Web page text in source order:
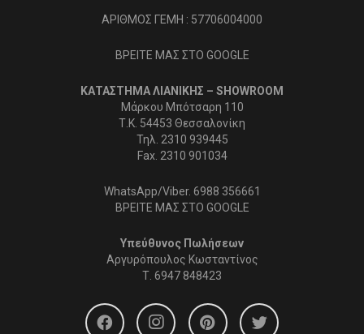
ΑΡΙΘΜΟΣ ΓΕΜΗ : 57706004000
ΒΡΕΙΤΕ ΜΑΣ ΣΤΟ GOOGLE
ΚΑΤΑΣΤΗΜΑ ΛΙΑΝΙΚΗΣ – SHOWROOM
Μάρκου Μπότσαρη 110
Τ.Κ. 54453 Θεσσαλονίκη
Τηλ. 2310 939445
Fax. 2310 901034
WhatsApp/Viber. 6988 356661
ΒΡΕΙΤΕ ΜΑΣ ΣΤΟ GOOGLE
Υπεύθυνος Πωλήσεων
Αργυρόπουλος Κωσταντίνος
Τ. 6947 848423